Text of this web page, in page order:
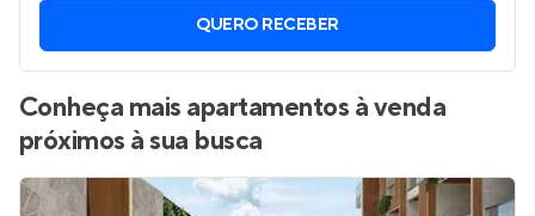
QUERO RECEBER
Conheça mais apartamentos à venda
próximos à sua busca